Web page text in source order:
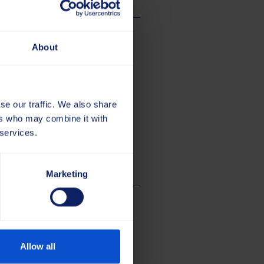
About
our traffic. We also share
who may combine it with
Marketing
Allow all